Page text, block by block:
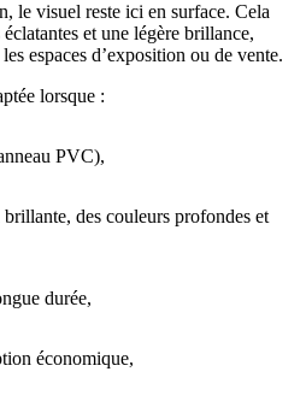
le visuel reste ici en surface. Cela
et une légère brillance,
espaces d’exposition ou de vente.
lorsque :
PVC),
des couleurs profondes et
durée,
économique,